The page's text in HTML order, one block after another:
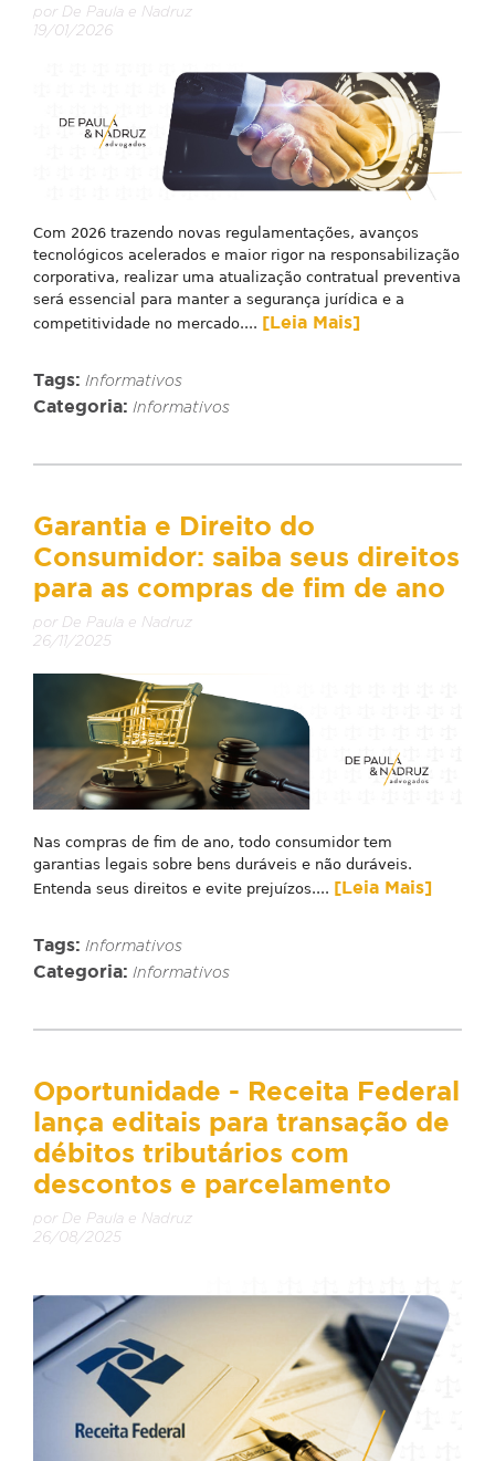
por De Paula e Nadruz
19/01/2026
Com 2026 trazendo novas regulamentações, avanços
tecnológicos acelerados e maior rigor na responsabilização
corporativa, realizar uma atualização contratual preventiva
será essencial para manter a segurança jurídica e a
competitividade no mercado.... [Leia Mais]
Tags: Informativos
Categoria: Informativos
Garantia e Direito do
Consumidor: saiba seus direitos
para as compras de fim de ano
por De Paula e Nadruz
26/11/2025
Nas compras de fim de ano, todo consumidor tem
garantias legais sobre bens duráveis e não duráveis.
Entenda seus direitos e evite prejuízos.... [Leia Mais]
Tags: Informativos
Categoria: Informativos
Oportunidade - Receita Federal
lança editais para transação de
débitos tributários com
descontos e parcelamento
por De Paula e Nadruz
26/08/2025